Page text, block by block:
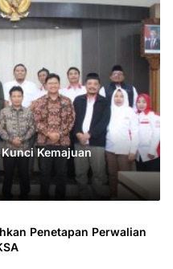
Kemajuan
Penetapan Perwalian